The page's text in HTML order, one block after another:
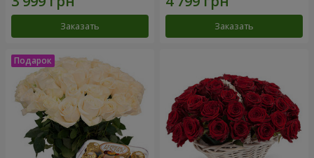
Заказать Заказать